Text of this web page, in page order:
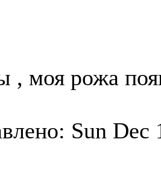
, моя рожа
Sun Dec